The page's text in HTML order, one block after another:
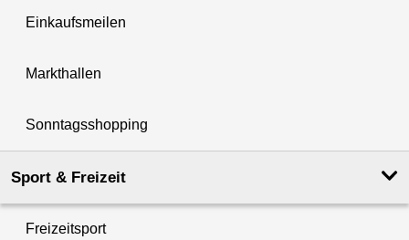
Einkaufsmeilen
Markthallen
Sonntagsshopping
Sport & Freizeit
Freizeitsport